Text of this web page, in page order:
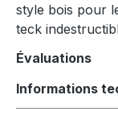
style bois pour
teck
Évaluations
Informations